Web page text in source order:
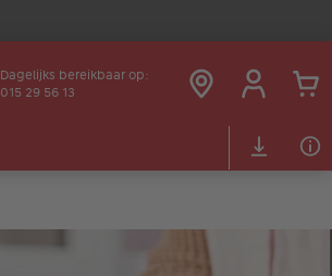
Dagelijks bereikbaar op:
015 29 56 13